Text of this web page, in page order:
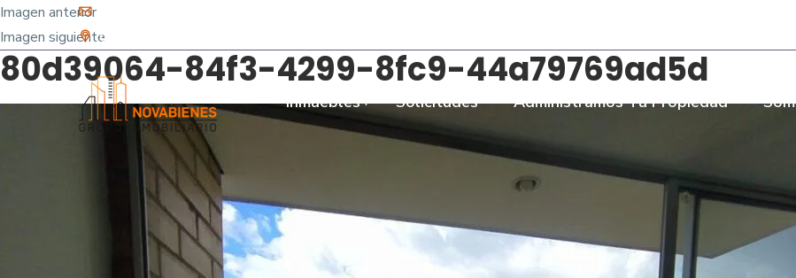
info@novabienes.com
Calle 68 Sur No. 43 C 35 - Sabaneta, Antioquia - Torre Bombay Local 110
Inmuebles Solicitudes Administramos Tu Propiedad
Imagen anterior
Imagen siguiente
80d39064-84f3-4299-8fc9-44a79769ad5d